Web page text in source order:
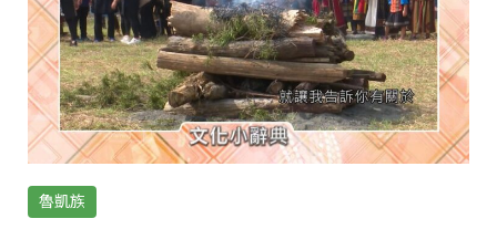
魯凱族